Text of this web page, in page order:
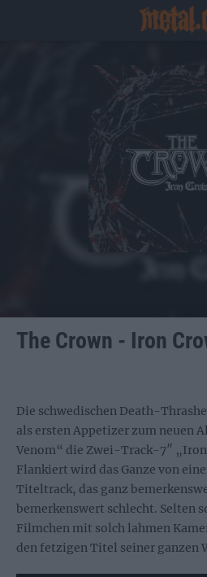
The Crown - Iron
Die schwedischen Death-
als ersten Appetizer zum neuen
Venom“ die Zwei-Track-7″
Flankiert wird das Ganze von
Titeltrack, das ganz
bemerkenswert schlecht. Selten
Filmchen mit solch lahmen
den fetzigen Titel seiner ganzen